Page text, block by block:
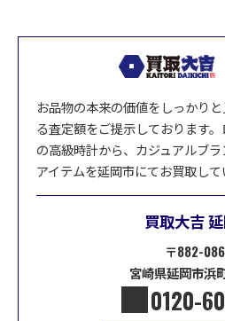
お品物の本来の価値をしっかり
る査定額をご提示しております
の高級時計から、カジュアルブ
アイテムを延岡市にてお買取して
買取大吉
〒882-
宮崎県延岡市浜
0120-